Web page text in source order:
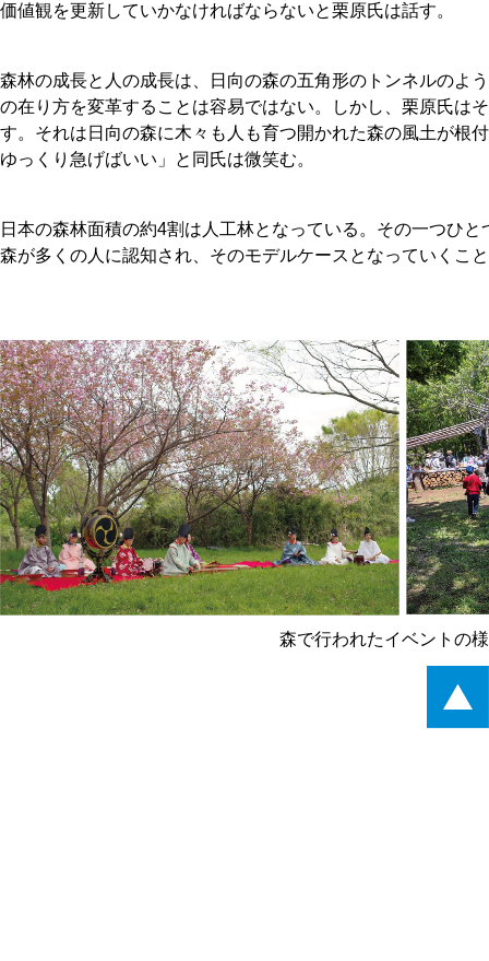
価値観を更新していかなければならないと栗原氏は話す。
森林の成長と人の成長は、日向の森の五角形のトンネルのよ
の在り方を変革することは容易ではない。しかし、栗原氏は
す。それは日向の森に木々も人も育つ開かれた森の風土が根
ゆっくり急げばいい」と同氏は微笑む。
日本の森林面積の約4割は人工林となっている。その一つひ
森が多くの人に認知され、そのモデルケースとなっていくこ
森で行われたイベントの